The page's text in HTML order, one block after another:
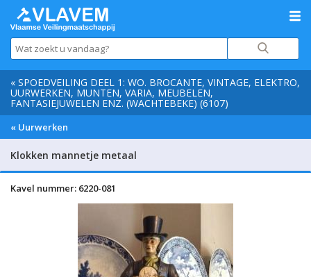
« SPOEDVEILING DEEL 1: WO. BROCANTE, VINTAGE, ELEKTRO,
UURWERKEN, MUNTEN, VARIA, MEUBELEN,
FANTASIEJUWELEN ENZ. (WACHTEBEKE) (6107)
« Uurwerken
Klokken mannetje metaal
Kavel nummer: 6220-081